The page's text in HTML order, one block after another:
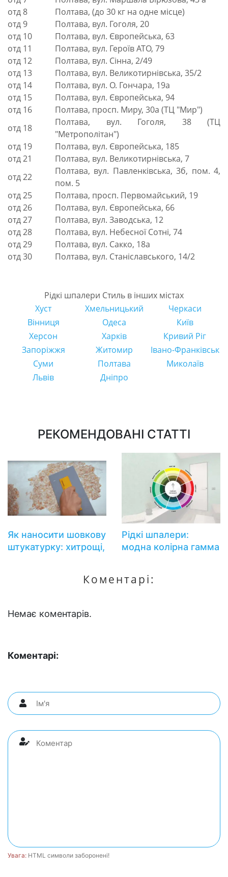
отд 8
Полтава, (до 30 кг на одне місце)
отд 9
Полтава, вул. Гоголя, 20
отд 10
Полтава, вул. Європейська, 63
отд 11
Полтава, вул. Героїв АТО, 79
отд 12
Полтава, вул. Сінна, 2/49
отд 13
Полтава, вул. Великотирнівська, 35/2
отд 14
Полтава, вул. О. Гончара, 19а
отд 15
Полтава, вул. Європейська, 94
отд 16
Полтава, просп. Миру, 30а (ТЦ "Мир")
отд 18
Полтава, вул. Гоголя, 38 (ТЦ
"Метрополітан")
отд 19
Полтава, вул. Європейська, 185
отд 21
Полтава, вул. Великотирнівська, 7
отд 22
Полтава, вул. Павленківська, 3б, пом. 4,
пом. 5
отд 25
Полтава, просп. Первомайський, 19
отд 26
Полтава, вул. Європейська, 66
отд 27
Полтава, вул. Заводська, 12
отд 28
Полтава, вул. Небесної Сотні, 74
отд 29
Полтава, вул. Сакко, 18а
отд 30
Полтава, вул. Станіславського, 14/2
Рідкі шпалери Стиль в інших містах
Хуст
Хмельницький
Черкаси
Вінниця
Одеса
Київ
Херсон
Харків
Кривий Ріг
Запоріжжя
Житомир
Івано-Франківськ
Суми
Полтава
Миколаїв
Львів
Дніпро
РЕКОМЕНДОВАНІ СТАТТІ
Як наносити шовкову
штукатурку: хитрощі,
Рідкі шпалери:
модна колірна гамма
Коментарі:
Немає коментарів.
Коментарі:
Увага: HTML символи заборонені!